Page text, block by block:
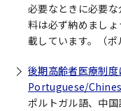
必要なときに必要
料は必ず納めまし
載しています。（ポ
後期高齢者医療制
Portuguese/
ポルトガル語、中